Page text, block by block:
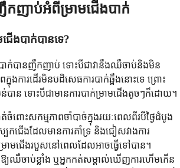
ាប់អំពីម្រាមជើងបាក់
ជើងបាក់បានទេ?
បាក់បានញឹកញាប់ ទោះបីជាវានឹងឈឺចាប់និងមិន
ការដើរមិនបដិសេធការបាក់ឆ្អឹងនោះទេ ព្រោះ
ន់បាន ទោះបីជាមានការបាក់ម្រាមជើងតូចៗក៏ដោយ។
ចំពោះសកម្មភាពចាំបាច់ក្នុងរយៈពេលពីរបីថ្ងៃដំបូង
កជើងដែលមានការគាំទ្រ និងជៀសវាងការ
ាមជើងរបួសនៅពេលដែលអាចធ្វើទៅបាន។
យឈឺចាប់ខ្លាំង ឬអ្នកកត់សម្គាល់ឃើញការហើមកើន